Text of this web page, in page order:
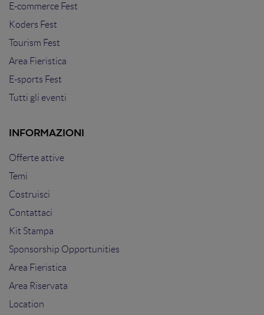
E-commerce Fest
Koders Fest
Tourism Fest
Area Fieristica
E-sports Fest
Tutti gli eventi
INFORMAZIONI
Offerte attive
Temi
Costruisci
Contattaci
Kit Stampa
Sponsorship Opportunities
Area Fieristica
Area Riservata
Location